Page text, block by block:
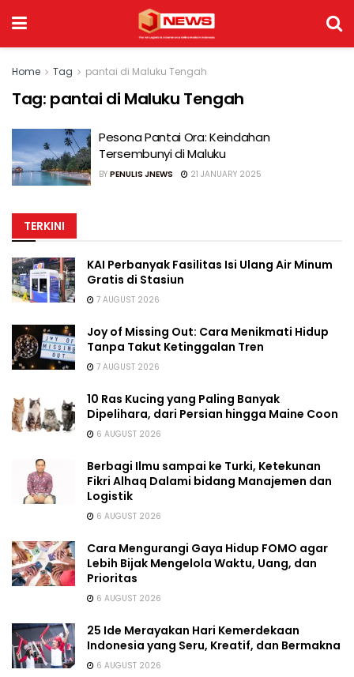
Home Tag pantai di Maluku Tengah
Tag: pantai di Maluku Tengah
Pesona Pantai Ora: Keindahan
Tersembunyi di Maluku
BY PENULIS JNEWS 21 JANUARY 2025
TERKINI
KAI Perbanyak Fasilitas Isi Ulang Air Minum
Gratis di Stasiun
7 AUGUST 2026
Joy of Missing Out: Cara Menikmati Hidup
Tanpa Takut Ketinggalan Tren
7 AUGUST 2026
10 Ras Kucing yang Paling Banyak
Dipelihara, dari Persian hingga Maine Coon
6 AUGUST 2026
Berbagi Ilmu sampai ke Turki, Ketekunan
Fikri Alhaq Dalami bidang Manajemen dan
Logistik
6 AUGUST 2026
Cara Mengurangi Gaya Hidup FOMO agar
Lebih Bijak Mengelola Waktu, Uang, dan
Prioritas
6 AUGUST 2026
25 Ide Merayakan Hari Kemerdekaan
Indonesia yang Seru, Kreatif, dan Bermakna
6 AUGUST 2026